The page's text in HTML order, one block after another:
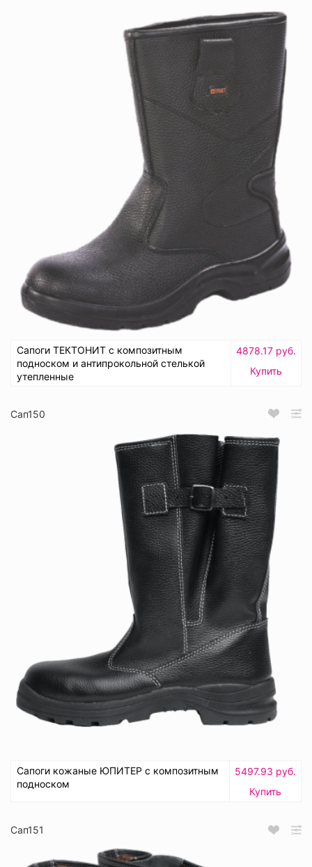
Сапоги ТЕКТОНИТ с композитным
подноском и антипрокольной стелькой
утепленные
4878.17 руб.
Купить
Сап150
Сапоги кожаные ЮПИТЕР с композитным
подноском
5497.93 руб.
Купить
Сап151